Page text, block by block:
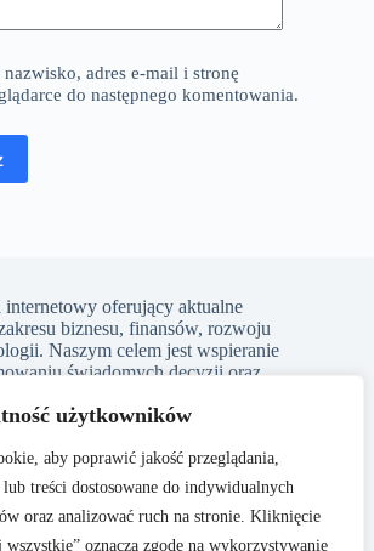
użytkowników
aby poprawić jakość przeglądania,
treści dostosowane do indywidualnych
oraz analizować ruch na stronie. Kliknięcie
oznacza zgodę na wykorzystywanie
adres e-mail i stronę
do następnego komentowania.
internetowy oferujący aktualne
biznesu, finansów, rozwoju
Naszym celem jest wspieranie
świadomych decyzji oraz
i dostępne dla każdego, niezależnie